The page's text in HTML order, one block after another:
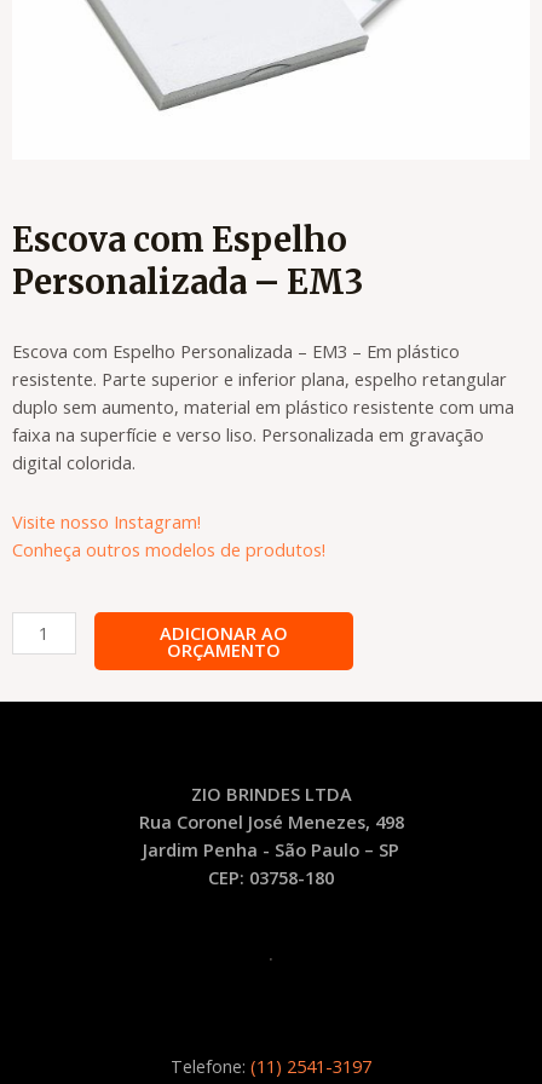
Escova com Espelho
Personalizada – EM3
Escova com Espelho Personalizada – EM3 – Em plástico
resistente. Parte superior e inferior plana, espelho retangular
duplo sem aumento, material em plástico resistente com uma
faixa na superfície e verso liso. Personalizada em gravação
digital colorida.
Visite nosso Instagram!
Conheça outros modelos de produtos!
Escova
com
Personalizada
ADICIONAR AO
ORÇAMENTO
ZIO BRINDES LTDA
Rua Coronel José Menezes, 498
Jardim Penha - São Paulo – SP
CEP: 03758-180
.
Telefone: (11) 2541-3197